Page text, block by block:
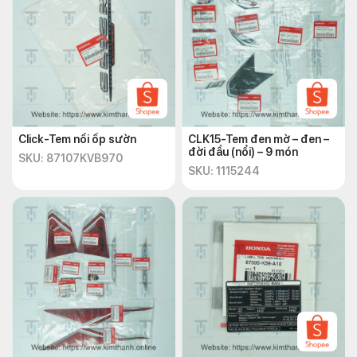
Click-Tem nổi ốp sườn
SKU: 87107KVB970
CLK15-Tem đen mờ – đen –
đời đầu (nổi) – 9 món
SKU: 1115244